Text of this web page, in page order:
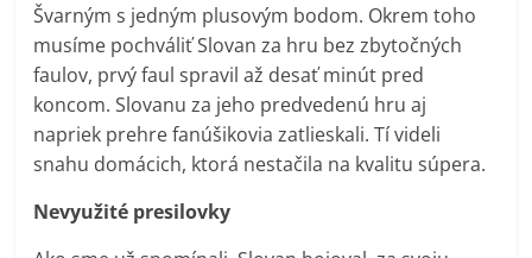
Švarným s jedným plusovým bodom. Okrem toho
musíme pochváliť Slovan za hru bez zbytočných
faulov, prvý faul spravil až desať minút pred
koncom. Slovanu za jeho predvedenú hru aj
napriek prehre fanúšikovia zatlieskali. Tí videli
snahu domácich, ktorá nestačila na kvalitu súpera.
Nevyužité presilovky